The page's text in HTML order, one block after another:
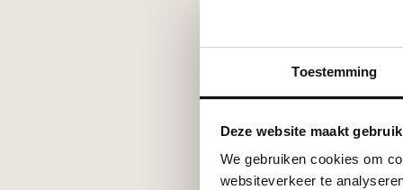
Toestemming
Deze website maakt
We gebruiken cookies om
websiteverkeer te
Direct na het
Basic,
Door te
Trusted